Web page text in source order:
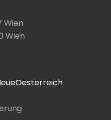
Wien
Wien